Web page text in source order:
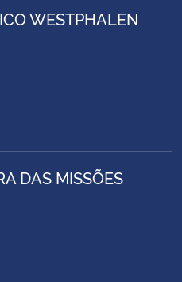
WESTPHALEN
DAS MISSÕES